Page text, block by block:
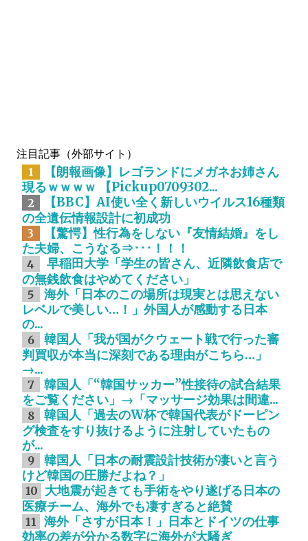
注目記事（外部サイト）
1
【朗報画像】レゴランドにメガネお姉さん
現るｗｗｗｗ 【Pickup0709302...
2
【BBC】AI使い全く新しいウイルス16種類
の全遺伝情報設計に初成功
3
【驚愕】性行為をしない『友情結婚』をし
た夫婦、こうなる⇒･･･！！！
4
早稲田大学「学生の皆さん、近隣飲食店で
の無銭飲食はやめてください」
5
海外「日本のこの場所は現実とは思えない
レベルで美しい…！」外国人が感動する日本
の...
6
韓国人「我が国がクウェート戦で行った審
判買収が本当に深刻である理由がこちら…」
→...
7
韓国人「“韓国サッカー”性接待の試合結果
をご覧ください」→「マッサージ効果は間違...
8
韓国人「過去のW杯で韓国代表がドーピン
グ検査をすり抜けるように注射していたもの
が...
9
韓国人「日本の耐震設計技術が凄いと言う
けど韓国の圧勝だよね？」
10 大地震が起きても手術をやり遂げる日本の
医療チーム、海外でも凄すぎると絶賛
11
海外「さすが日本！」日本とドイツの仕事
効率の差が分かる数字に海外が大騒ぎ